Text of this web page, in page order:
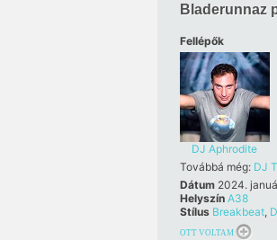
Bladerunnaz
Fellépők
DJ Aphrodite
Továbbá még: DJ
Dátum 2024.
Helyszín A38
Stílus Breakbeat,
OTT VOLTAM